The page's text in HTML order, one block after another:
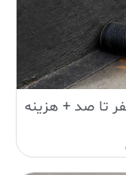
تا صد + هزینه